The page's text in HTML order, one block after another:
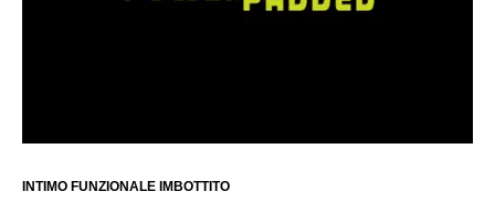
INTIMO FUNZIONALE IMBOTTITO